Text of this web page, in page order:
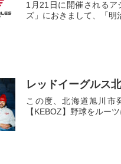
1月21日に開催される
ズ」におきまして、「
レッドイーグルス
この度、北海道旭川市
【KEBOZ】野球をルー